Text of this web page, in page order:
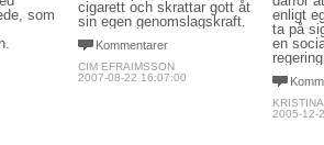
som
cigarett och skrattar gott åt
sin egen genomslagskraft.
Kommentarer
CIM EFRAIMSSON
2007-08-22 16:07:00
enligt
ta på
en
2005-12-